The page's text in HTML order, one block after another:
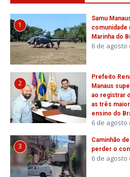
1
Samu
comunidade
Marinha do
6 de agosto
2
Prefeito
Manaus
ao registrar
as três
ensino do
6 de agosto
3
Caminhão
perder o
6 de agosto